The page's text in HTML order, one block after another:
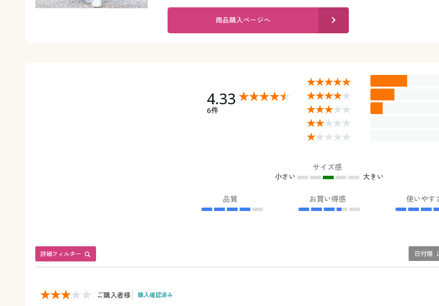
商品購入ページへ
4.33
6件
サイズ感
小さい 大きい
品質 お買い得感 使いやす
詳細フィルター 日付順 ↓
ご購入者様 購入確認済み